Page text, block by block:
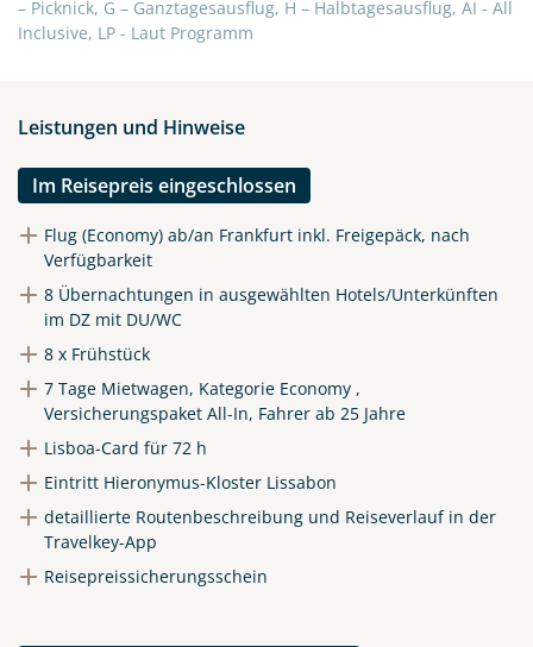
X
Telegram
Link kopieren
– Picknick, G – Ganztagesausflug, H – Halbtagesausflug, AI - All
Inclusive, LP - Laut Programm
Leistungen und Hinweise
Im Reisepreis eingeschlossen
Flug (Economy) ab/an Frankfurt inkl. Freigepäck, nach
Verfügbarkeit
8 Übernachtungen in ausgewählten Hotels/Unterkünften
im DZ mit DU/WC
8 x Frühstück
7 Tage Mietwagen, Kategorie Economy ,
Versicherungspaket All-In, Fahrer ab 25 Jahre
Lisboa-Card für 72 h
Eintritt Hieronymus-Kloster Lissabon
detaillierte Routenbeschreibung und Reiseverlauf in der
Travelkey-App
Reisepreissicherungsschein